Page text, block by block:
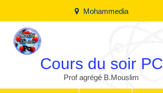
Mohammedia
Cours du soir PC
Prof agrégé B.Mouslim